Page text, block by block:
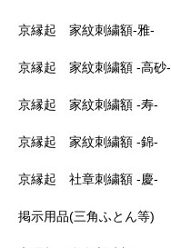
京縁起 家紋刺繍額-雅-
京縁起 家紋刺繍額 -高砂-
京縁起 家紋刺繍額 -寿-
京縁起 家紋刺繍額 -錦-
京縁起 社章刺繍額 -慶-
掲示用品(三角ふとん等)